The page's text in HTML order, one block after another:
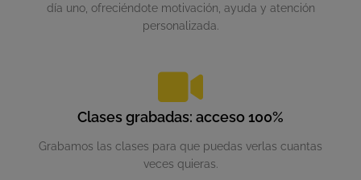
día uno, ofreciéndote motivación, ayuda y atención
personalizada.
Clases grabadas: acceso 100%
Grabamos las clases para que puedas verlas cuantas
veces quieras.